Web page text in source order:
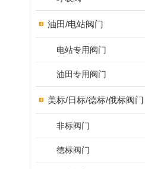
油田/电站阀门
电站专用阀门
油田专用阀门
美标/日标/德标/俄标阀门
非标阀门
德标阀门